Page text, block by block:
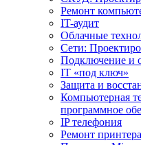
Ремонт
IT-аудит
Облачные
Сети:
Подключение и
IT «под ключ»
Защита и
Компьютерная
программное
IP телефония
Ремонт принтера